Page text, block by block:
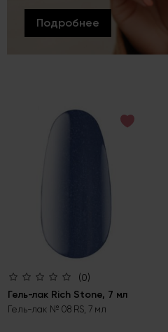
Подробнее
(0)
Гель-лак Rich Stone, 7 мл
Гель-лак № 08 RS, 7 мл